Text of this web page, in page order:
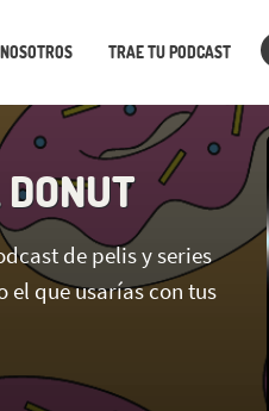
NOSOTROS TRAE TU PODCAST
de pelis y series
el que usarías con tus